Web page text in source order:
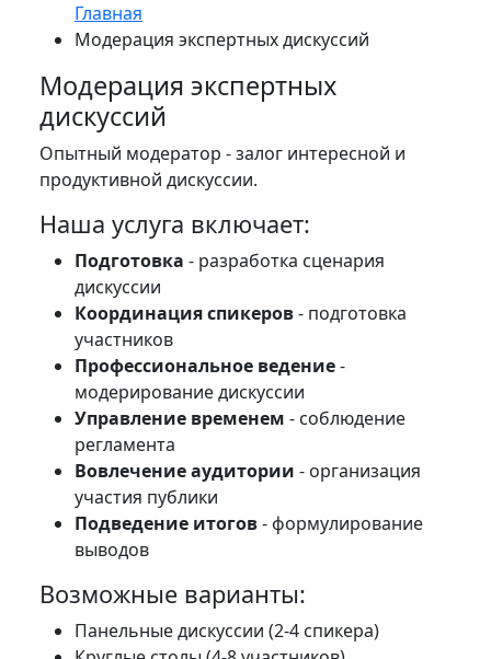
Главная
Модерация экспертных дискуссий
Модерация экспертных
дискуссий
Опытный модератор - залог интересной и
продуктивной дискуссии.
Наша услуга включает:
Подготовка - разработка сценария
дискуссии
Координация спикеров- подготовка
участников
Профессиональное ведение-
модерирование дискуссии
Управление временем - соблюдение
регламента
Вовлечение аудитории - организация
участия публики
Подведение итогов- формулирование
выводов
Возможные варианты:
Панельные дискуссии (2-4 спикера)